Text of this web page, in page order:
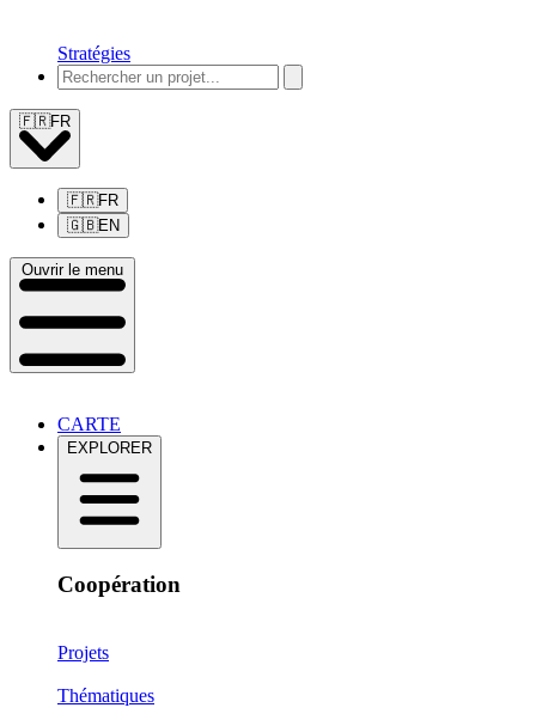
Stratégies
🇫🇷FR
🇫🇷FR
🇬🇧EN
Ouvrir le menu
CARTE
EXPLORER
Coopération
Projets
Thématiques